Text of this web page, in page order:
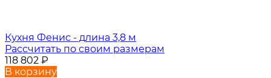
Кухня Фенис - длина 3,8 м
Рассчитать по своим размерам
118 802 ₽
В корзину